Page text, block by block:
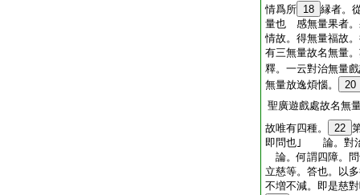
情爲所 18 縁者。
量也 感無量果者。
情故。得無量福故
有三無量故名無量
釋。一云對治無量
無量放逸煩惱。
20
聖廣遊戲處故名無
故唯有四種。
22
即問也｣ 論。對治
論。何謂四障。
立慈等。答也。以
不増不減。即是慈